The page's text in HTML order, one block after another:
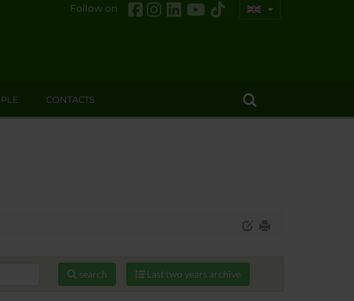
Follow on
CONTACTS
search Last two years archive